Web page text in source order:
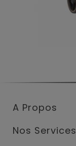
A Propos
Nos Services